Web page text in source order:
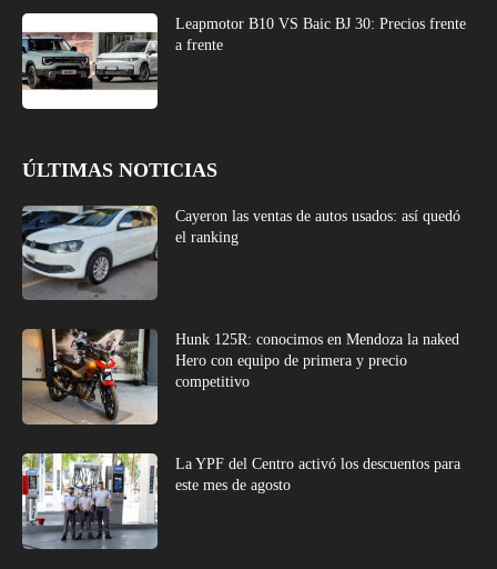
Leapmotor B10 VS Baic BJ 30: Precios frente
a frente
ÚLTIMAS NOTICIAS
Cayeron las ventas de autos usados: así quedó
el ranking
Hunk 125R: conocimos en Mendoza la naked
Hero con equipo de primera y precio
competitivo
La YPF del Centro activó los descuentos para
este mes de agosto